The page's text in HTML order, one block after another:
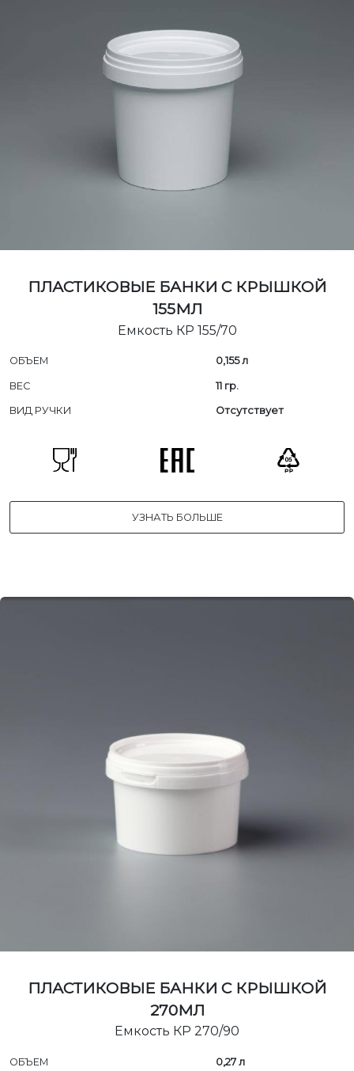
ПЛАСТИКОВЫЕ БАНКИ С КРЫШКОЙ
155МЛ
Емкость КР 155/70
ОБЪЕМ 0,155 л
ВЕС 11 гр.
ВИД РУЧКИ Отсутствует
УЗНАТЬ БОЛЬШЕ
ПЛАСТИКОВЫЕ БАНКИ С КРЫШКОЙ
270МЛ
Емкость КР 270/90
ОБЪЕМ 0,27 л